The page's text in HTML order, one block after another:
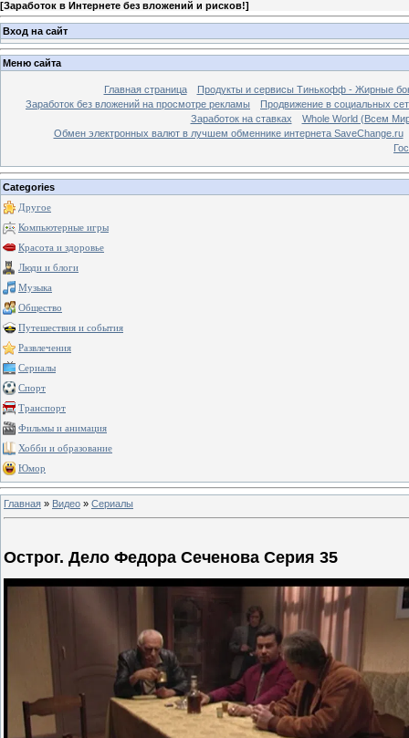
[Заработок в Интернете без вложений и рисков!]
Вход на сайт
Меню сайта
Главная страница
Продукты и сервисы Тинькофф - Жирные
Заработок без вложений на просмотре рекламы
Продвижение в социальных
Заработок на ставках
Whole World (Всем
Обмен электронных валют в лучшем обменнике интернета SaveChange.ru
Categories
Другое
Компьютерные игры
Красота и здоровье
Люди и блоги
Музыка
Общество
Путешествия и события
Развлечения
Сериалы
Спорт
Транспорт
Фильмы и анимация
Хобби и образование
Юмор
Главная » Видео » Сериалы
Острог. Дело Федора Сеченова Серия 35